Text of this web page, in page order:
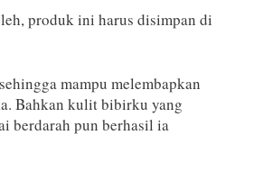
produk ini harus disimpan di
sehingga mampu melembapkan
Bahkan kulit bibirku yang
berdarah pun berhasil ia